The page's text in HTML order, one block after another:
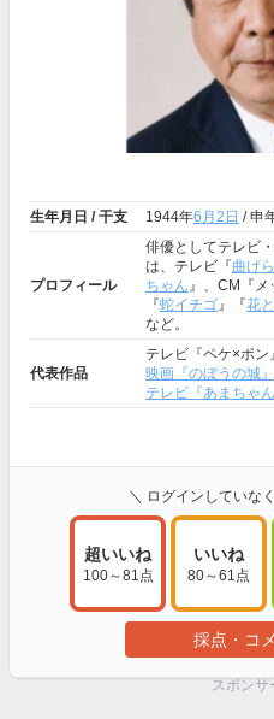
生年月日 / 干支 1944年6月2日 / 申
プロフィール
俳優としてテレビ
は、テレビ『曲げ
ちゃん』、CM『メ
『蛇イチゴ』『花
など。
代表作品
テレビ『ペケ×ポン
映画『のぼうの城』
テレビ『あまちゃん
＼ ログインしていな
超いいね
100～81点
いいね
80～61点
採点・コ
スポンサ